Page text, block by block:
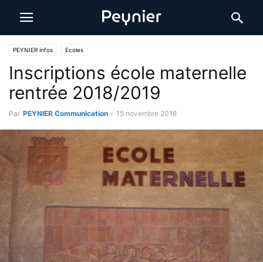
PEYNIER infos Ecoles
Inscriptions école maternelle
rentrée 2018/2019
Par PEYNIER Communication - 15 novembre 2018